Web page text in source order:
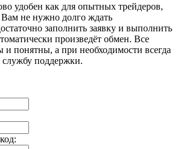
удобен как для опытных трейдеров,
Вам не нужно долго ждать
заполнить заявку и выполнить
произведёт обмен. Все
и понятны, а при необходимости всегда
поддержки.